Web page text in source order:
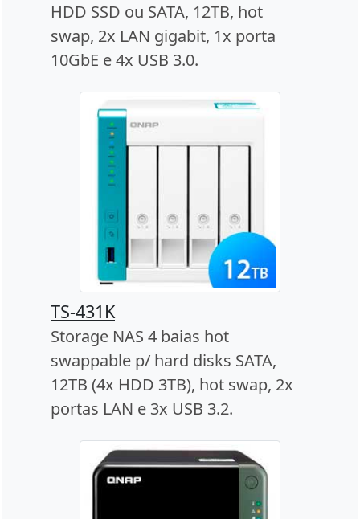
HDD SSD ou SATA, 12TB, hot
swap, 2x LAN gigabit, 1x porta
10GbE e 4x USB 3.0.
TS-431K
Storage NAS 4 baias hot
swappable p/ hard disks SATA,
12TB (4x HDD 3TB), hot swap, 2x
portas LAN e 3x USB 3.2.